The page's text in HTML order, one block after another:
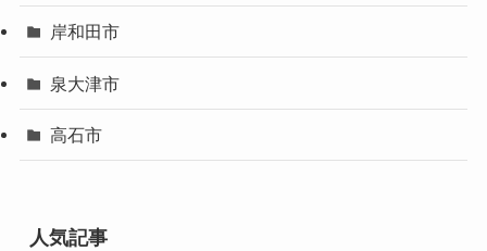
岸和田市
泉大津市
高石市
人気記事